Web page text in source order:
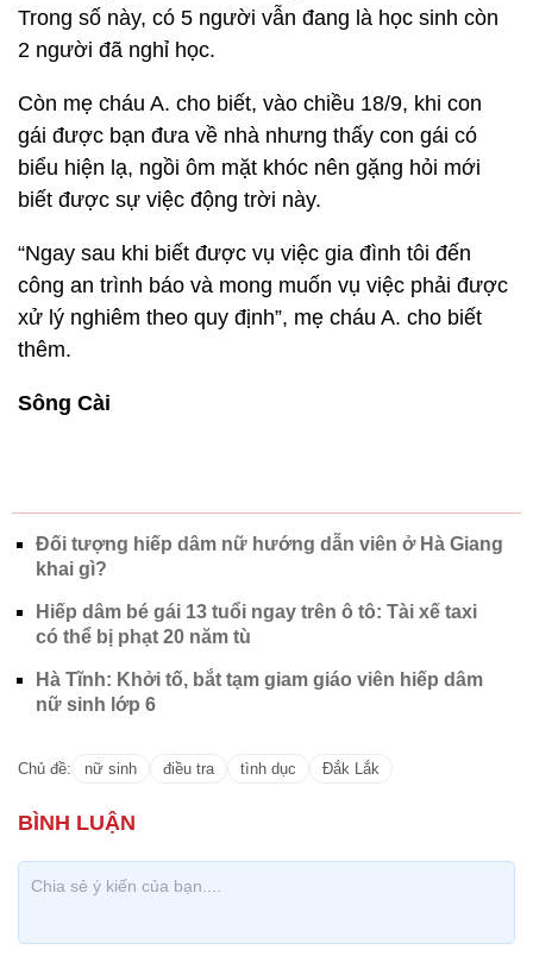
Trong số này, có 5 người vẫn đang là học sinh còn
2 người đã nghỉ học.
Còn mẹ cháu A. cho biết, vào chiều 18/9, khi con
gái được bạn đưa về nhà nhưng thấy con gái có
biểu hiện lạ, ngồi ôm mặt khóc nên gặng hỏi mới
biết được sự việc động trời này.
“Ngay sau khi biết được vụ việc gia đình tôi đến
công an trình báo và mong muốn vụ việc phải được
xử lý nghiêm theo quy định”, mẹ cháu A. cho biết
thêm.
Sông Cài
Đối tượng hiếp dâm nữ hướng dẫn viên ở Hà Giang
khai gì?
Hiếp dâm bé gái 13 tuổi ngay trên ô tô: Tài xế taxi
có thể bị phạt 20 năm tù
Hà Tĩnh: Khởi tố, bắt tạm giam giáo viên hiếp dâm
nữ sinh lớp 6
Chủ đề: nữ sinh điều tra tình dục Đắk Lắk